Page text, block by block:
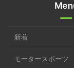
新着
モータースポーツ